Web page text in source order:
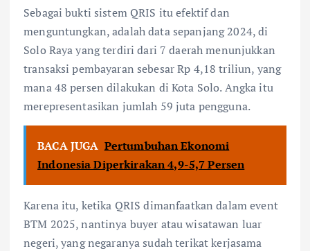
Sebagai bukti sistem QRIS itu efektif dan
menguntungkan, adalah data sepanjang 2024, di
Solo Raya yang terdiri dari 7 daerah menunjukkan
transaksi pembayaran sebesar Rp 4,18 triliun, yang
mana 48 persen dilakukan di Kota Solo. Angka itu
merepresentasikan jumlah 59 juta pengguna.
BACA JUGA Pertumbuhan Ekonomi
Indonesia Diperkirakan 4,9-5,7 Persen
Karena itu, ketika QRIS dimanfaatkan dalam event
BTM 2025, nantinya buyer atau wisatawan luar
negeri, yang negaranya sudah terikat kerjasama